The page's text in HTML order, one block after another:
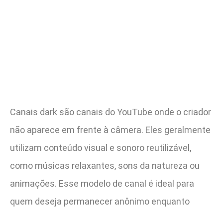
Canais dark são canais do YouTube onde o criador
não aparece em frente à câmera. Eles geralmente
utilizam conteúdo visual e sonoro reutilizável,
como músicas relaxantes, sons da natureza ou
animações. Esse modelo de canal é ideal para
quem deseja permanecer anônimo enquanto